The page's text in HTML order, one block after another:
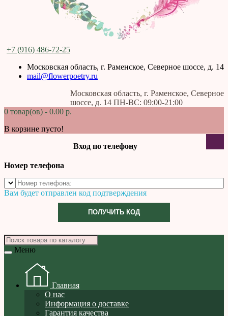
+7 (916) 486-72-25
Московская область, г. Раменское, Северное шоссе, д. 14
mail@flowerpoetry.ru
Московская область, г. Раменское, Северное
шоссе, д. 14 ПН-ВС: 09:00-21:00
0 товар(ов) - 0.00 р.
В корзине пусто!
Вход по телефону
Номер телефона
Вам будет отправлен код подтверждения
ПОЛУЧИТЬ КОД
Меню
Главная
О нас
Информация о доставке
Гарантия качества